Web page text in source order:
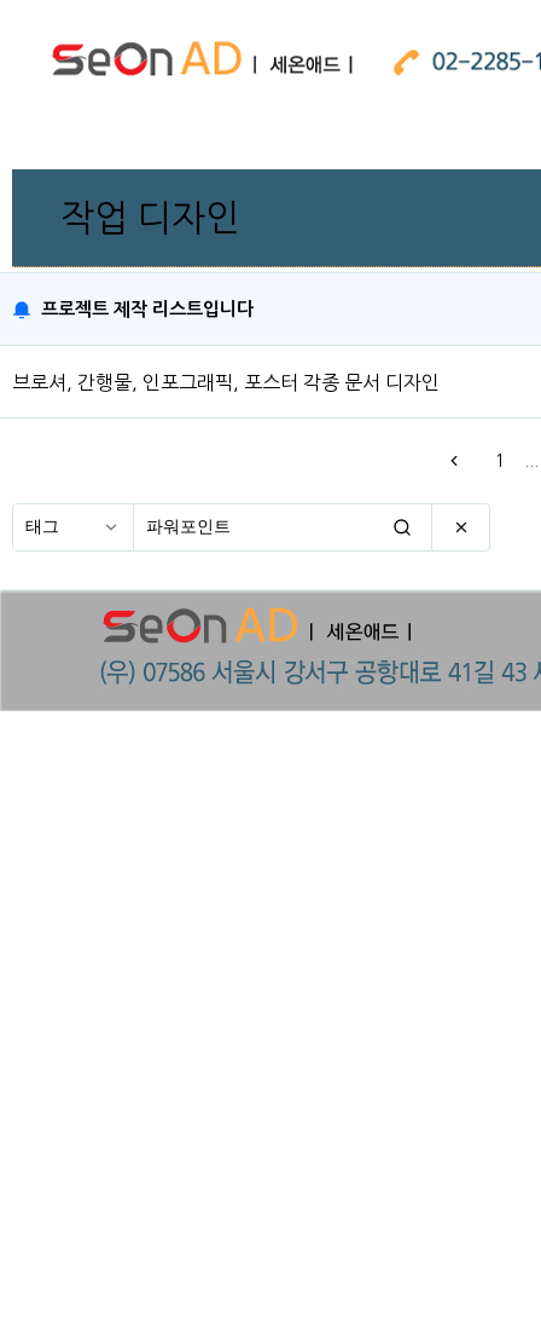
작업 디자인
프로젝트 제작 리스트입니다
브로셔, 간행물, 인포그래픽, 포스터 각종 문서 디자인
1